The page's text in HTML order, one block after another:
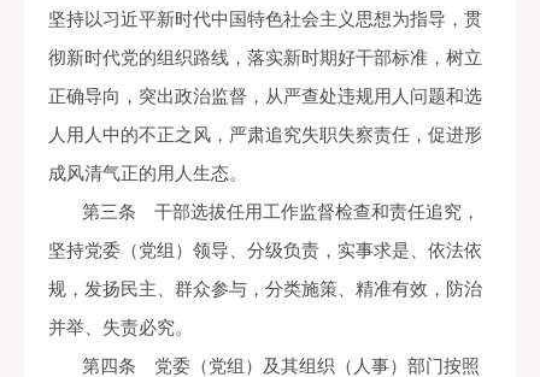
坚持以习近平新时代中国特色社会主义思想为指导，贯
彻新时代党的组织路线，落实新时期好干部标准，树立
正确导向，突出政治监督，从严查处违规用人问题和选
人用人中的不正之风，严肃追究失职失察责任，促进形
成风清气正的用人生态。
第三条 干部选拔任用工作监督检查和责任追究，
坚持党委（党组）领导、分级负责，实事求是、依法依
规，发扬民主、群众参与，分类施策、精准有效，防治
并举、失责必究。
第四条 党委（党组）及其组织（人事）部门按照